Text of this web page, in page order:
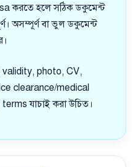
করতে হলে সঠিক ডকুমেন্ট
অসম্পূর্ণ বা ভুল ডকুমেন্ট
photo, CV,
clearance/medical
যাচাই করা উচিত।